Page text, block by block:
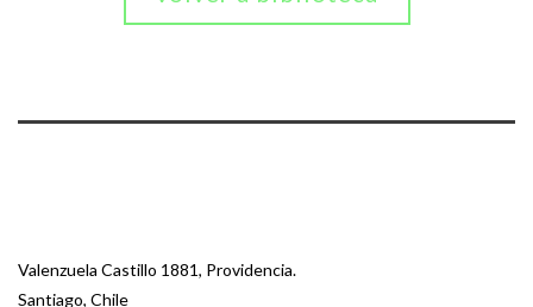
Valenzuela Castillo 1881, Providencia.
Santiago, Chile